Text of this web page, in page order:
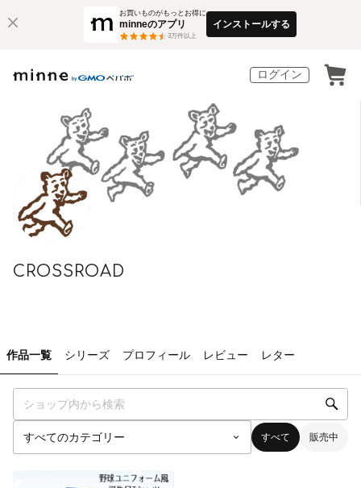
お買いものがもっとお得に
minneのアプリ
3万件以上
インストールする
ログイン
CROSSROAD
作品一覧 シリーズ プロフィール レビュー レター
すべて 販売中